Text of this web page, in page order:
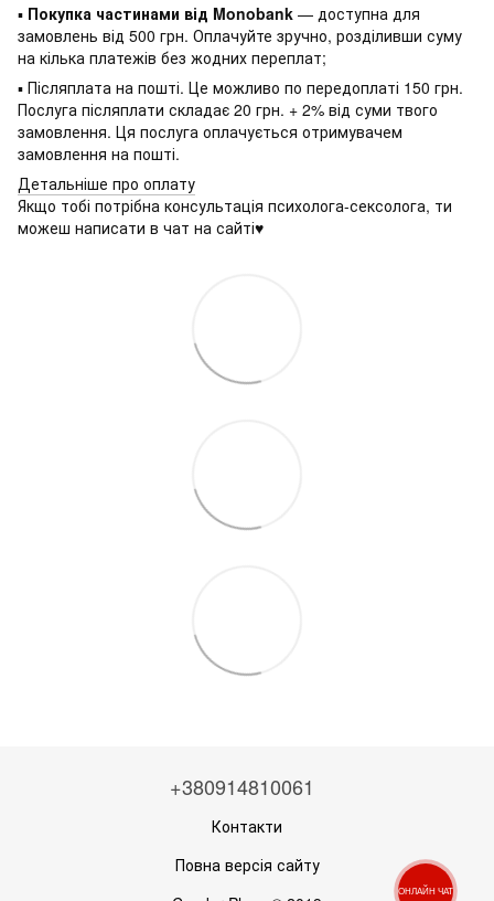
▪ Покупка частинами від Monobank — доступна для
замовлень від 500 грн. Оплачуйте зручно, розділивши суму
на кілька платежів без жодних переплат;
▪ Післяплата на пошті. Це можливо по передоплаті 150 грн.
Послуга післяплати складає 20 грн. + 2% від суми твого
замовлення. Ця послуга оплачується отримувачем
замовлення на пошті.
Детальніше про оплату
Якщо тобі потрібна консультація психолога-сексолога, ти
можеш написати в чат на сайті♥
+380914810061
Контакти
Повна версія сайту
ОНЛАЙН ЧАТ